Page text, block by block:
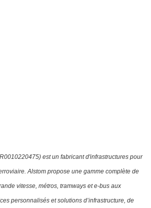
est un fabricant d'infrastructures pour
Alstom propose une gamme complète de
vitesse, métros, tramways et e-bus aux
personnalisés et solutions d’infrastructure, de